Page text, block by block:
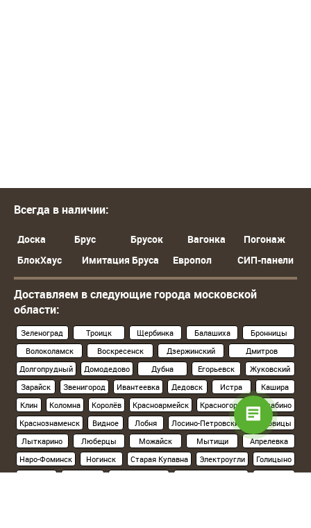
Всегда в наличии:
Доска Брус Брусок Вагонка
Погонаж
БлокХаус
Имитация Бруса Европол СИП-панели
Доставляем в следующие города московской
области:
Зеленоград Троицк Щербинка Балашиха
Бронницы
Волоколамск
Воскресенск Дзержинский
Дмитров
Долгопрудный
Домодедово Дубна Егорьевск
Жуковский
Зарайск
Звенигород Ивантеевка Дедовск Истра
Кашира
Клин
Коломна Королёв Красноармейск Красногорск
Нахабино
Краснознаменск
Видное Лобня Лосино-Петровский
Луховицы
Лыткарино
Люберцы Можайск Мытищи
Апрелевка
Наро-Фоминск
Ногинск Старая Купавна Электроугли
Голицыно